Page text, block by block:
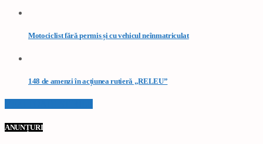
Motociclist fără permis și cu vehicul neînmatriculat
148 de amenzi în acțiunea rutieră „RELEU”
ANUNȚURI